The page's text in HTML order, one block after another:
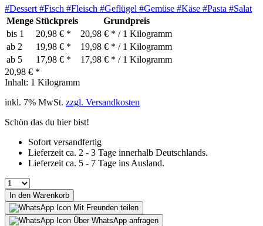
#Dessert #Fisch #Fleisch #Geflügel #Gemüse #Käse #Pasta #Salat
Menge Stückpreis
Grundpreis
bis 1 20,98 € *
20,98 € * / 1 Kilogramm
ab 2 19,98 € *
19,98 € * / 1 Kilogramm
ab 5 17,98 € *
17,98 € * / 1 Kilogramm
20,98 € *
Inhalt: 1 Kilogramm
inkl. 7% MwSt. zzgl. Versandkosten
Schön das du hier bist!
Sofort versandfertig
Lieferzeit ca. 2 - 3 Tage innerhalb Deutschlands.
Lieferzeit ca. 5 - 7 Tage ins Ausland.
In den Warenkorb
Mit Freunden teilen
Über WhatsApp anfragen